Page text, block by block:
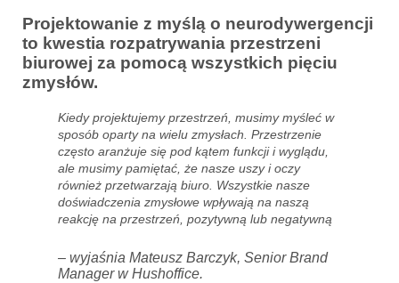
Projektowanie z myślą o neurodywergencji
to kwestia rozpatrywania przestrzeni
biurowej za pomocą wszystkich pięciu
zmysłów.
Kiedy projektujemy przestrzeń, musimy myśleć w
sposób oparty na wielu zmysłach. Przestrzenie
często aranżuje się pod kątem funkcji i wyglądu,
ale musimy pamiętać, że nasze uszy i oczy
również przetwarzają biuro. Wszystkie nasze
doświadczenia zmysłowe wpływają na naszą
reakcję na przestrzeń, pozytywną lub negatywną
– wyjaśnia Mateusz Barczyk, Senior Brand
Manager w Hushoffice.